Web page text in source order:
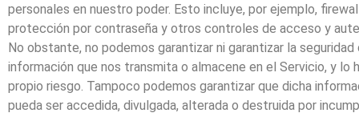
personales en nuestro poder. Esto incluye, por ejemplo,
protección por contraseña y otros controles de acceso y
No obstante, no podemos garantizar ni garantizar la seguridad
información que nos transmita o almacene en el Servicio, y lo
propio riesgo. Tampoco podemos garantizar que dicha
pueda ser accedida, divulgada, alterada o destruida por